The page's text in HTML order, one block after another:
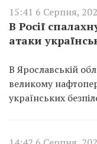
15:41 6 Серпня,
В Росії
атаки
В Ярославській
великому
українських